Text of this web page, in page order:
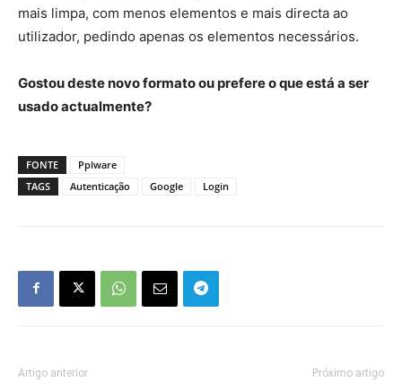
mais limpa, com menos elementos e mais directa ao
utilizador, pedindo apenas os elementos necessários.
Gostou deste novo formato ou prefere o que está a ser
usado actualmente?
FONTE
Pplware
TAGS
Autenticação Google Login
Artigo anterior Próximo artigo